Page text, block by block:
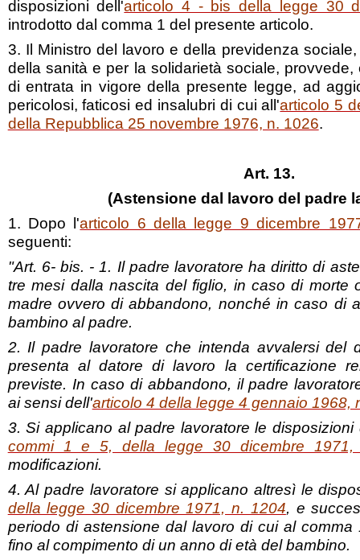
disposizioni dell'articolo 4 - bis della legge 30
introdotto dal comma 1 del presente articolo.
3. Il Ministro del lavoro e della previdenza
della sanità e per la solidarietà sociale,
di entrata in vigore della presente legge, ad
pericolosi, faticosi ed insalubri di cui all'articolo 5
della Repubblica 25 novembre 1976, n. 1026.
Art. 13.
(Astensione dal lavoro del padre
1. Dopo l'articolo 6 della legge 9 dicembre
seguenti:
"Art. 6- bis. - 1. Il padre lavoratore ha diritto di
tre mesi dalla nascita del figlio, in caso di morte
madre ovvero di abbandono, nonché in caso di
bambino al padre.
2. Il padre lavoratore che intenda avvalersi del
presenta al datore di lavoro la certificazione
previste. In caso di abbandono, il padre
ai sensi dell'articolo 4 della legge 4 gennaio 1968,
3. Si applicano al padre lavoratore le
commi 1 e 5, della legge 30 dicembre
modificazioni.
4. Al padre lavoratore si applicano altresì le
della legge 30 dicembre 1971, n. 1204, e
periodo di astensione dal lavoro di cui al
fino al compimento di un anno di età del bambino.